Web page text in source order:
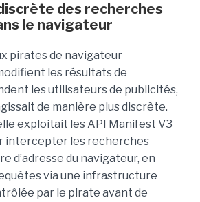
des recherches
le navigateur
pirates de navigateur
les résultats de
les utilisateurs de publicités,
de manière plus discrète.
exploitait les API Manifest V3
intercepter les recherches
d’adresse du navigateur, en
via une infrastructure
par le pirate avant de